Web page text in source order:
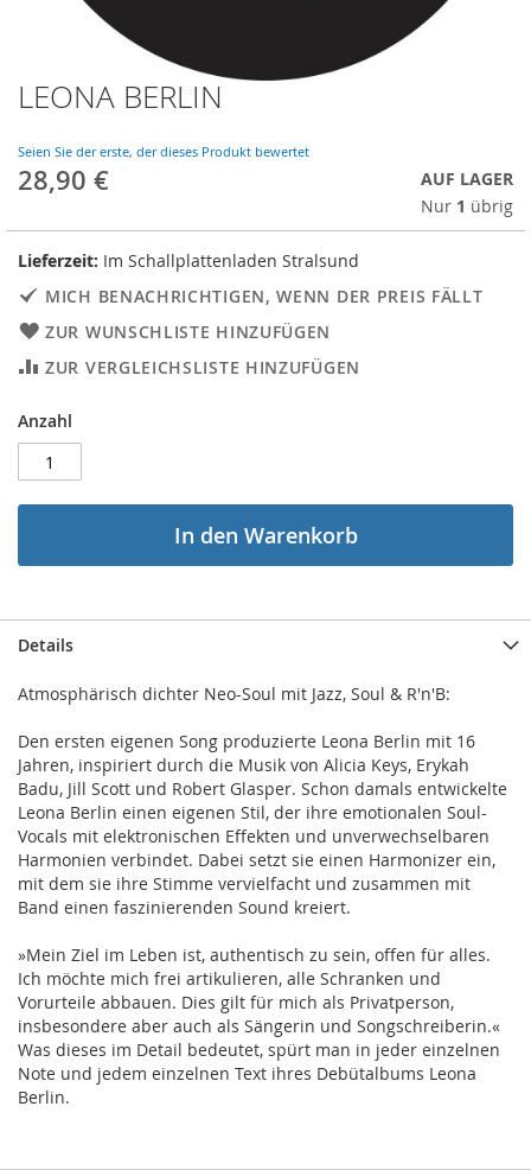
Skip
to
beginning
of
images
gallery
LEONA BERLIN
Seien Sie der erste, der dieses Produkt bewertet
28,90 €
AUF LAGER
Nur 1 übrig
Lieferzeit: Im Schallplattenladen Stralsund
MICH BENACHRICHTIGEN, WENN DER PREIS FÄLLT
ZUR WUNSCHLISTE HINZUFÜGEN
ZUR VERGLEICHSLISTE HINZUFÜGEN
Anzahl
In den Warenkorb
Details
Atmosphärisch dichter Neo-Soul mit Jazz, Soul & R'n'B:
Den ersten eigenen Song produzierte Leona Berlin mit 16
Jahren, inspiriert durch die Musik von Alicia Keys, Erykah
Badu, Jill Scott und Robert Glasper. Schon damals entwickelte
Leona Berlin einen eigenen Stil, der ihre emotionalen Soul-
Vocals mit elektronischen Effekten und unverwechselbaren
Harmonien verbindet. Dabei setzt sie einen Harmonizer ein,
mit dem sie ihre Stimme vervielfacht und zusammen mit
Band einen faszinierenden Sound kreiert.
»Mein Ziel im Leben ist, authentisch zu sein, offen für alles.
Ich möchte mich frei artikulieren, alle Schranken und
Vorurteile abbauen. Dies gilt für mich als Privatperson,
insbesondere aber auch als Sängerin und Songschreiberin.«
Was dieses im Detail bedeutet, spürt man in jeder einzelnen
Note und jedem einzelnen Text ihres Debütalbums Leona
Berlin.